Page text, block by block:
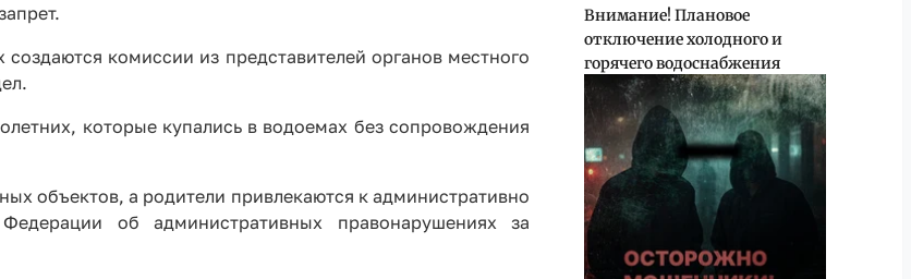
комиссии из представителей органов местного
которые купались в водоемах без сопровождения
объектов, а родители привлекаются к административно
об административных правонарушениях за
Внимание! Плановое
отключение холодного и
горячего водоснабжения